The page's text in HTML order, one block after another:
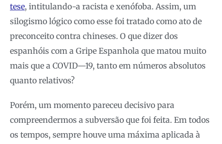
tese, intitulando-a racista e xenófoba. Assim, um
silogismo lógico como esse foi tratado como ato de
preconceito contra chineses. O que dizer dos
espanhóis com a Gripe Espanhola que matou muito
mais que a COVID—19, tanto em números absolutos
quanto relativos?
Porém, um momento pareceu decisivo para
compreendermos a subversão que foi feita. Em todos
os tempos, sempre houve uma máxima aplicada à